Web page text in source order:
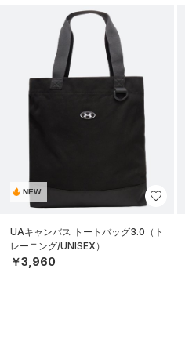
NEW
UAキャンバス トートバッグ3.0（ト
レーニング/UNISEX）
￥3,960